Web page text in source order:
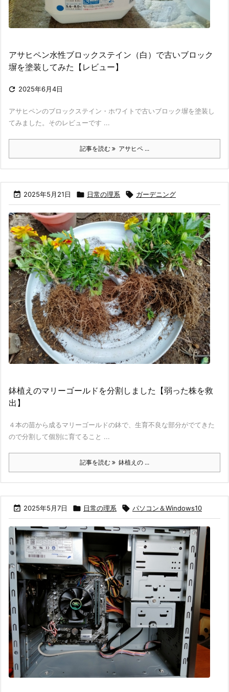
アサヒペン水性ブロックステイン（白）で古いブロック
塀を塗装してみた【レビュー】
 2025年6月4日
アサヒペンのブロックステイン・ホワイトで古いブロック塀を塗装し
てみました。そのレビューです ...
記事を読む アサヒペ ...
 2025年5月21日  日常の理系  ガーデニング
鉢植えのマリーゴールドを分割しました【弱った株を救
出】
４本の苗から成るマリーゴールドの鉢で、生育不良な部分がでてきた
ので分割して個別に育てること ...
記事を読む 鉢植えの ...
 2025年5月7日  日常の理系  パソコン＆Windows10